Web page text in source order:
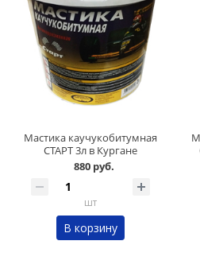
Мастика каучукобитумная
СТАРТ 3л в Кургане
880 руб.
шт
В корзину